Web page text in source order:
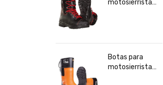
motosierrista
Botas para
motosierrista